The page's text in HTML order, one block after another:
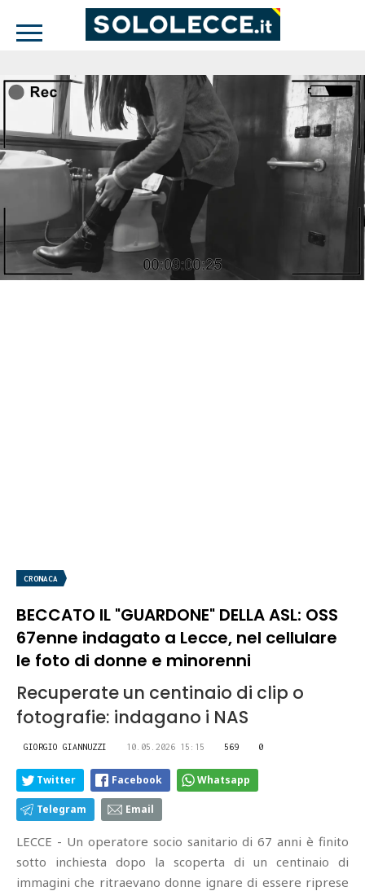
CRONACA
BECCATO IL "GUARDONE" DELLA ASL: OSS
67enne indagato a Lecce, nel cellulare
le foto di donne e minorenni
Recuperate un centinaio di clip o
fotografie: indagano i NAS
GIORGIO GIANNUZZI 10.05.2026 15:15 569 0
Twitter Facebook Whatsapp
Telegram Email
LECCE - Un operatore socio sanitario di 67 anni è finito
sotto inchiesta dopo la scoperta di un centinaio di
immagini che ritraevano donne ignare di essere riprese